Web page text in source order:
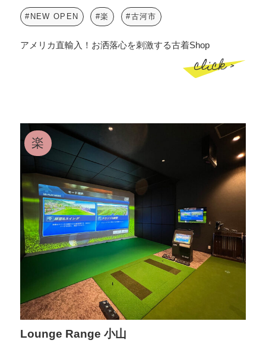
#NEW OPEN #楽 #古河市
アメリカ直輸入！お洒落心を刺激する古着Shop
click >
楽
Lounge Range 小山